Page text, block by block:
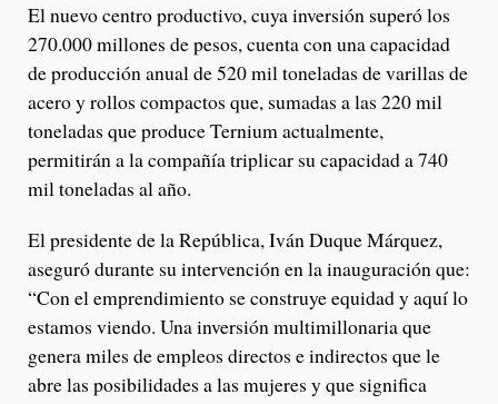
El nuevo centro productivo, cuya inversión superó los
270.000 millones de pesos, cuenta con una capacidad
de producción anual de 520 mil toneladas de varillas de
acero y rollos compactos que, sumadas a las 220 mil
toneladas que produce Ternium actualmente,
permitirán a la compañía triplicar su capacidad a 740
mil toneladas al año.
El presidente de la República, Iván Duque Márquez,
aseguró durante su intervención en la inauguración que:
“Con el emprendimiento se construye equidad y aquí lo
estamos viendo. Una inversión multimillonaria que
genera miles de empleos directos e indirectos que le
abre las posibilidades a las mujeres y que significa